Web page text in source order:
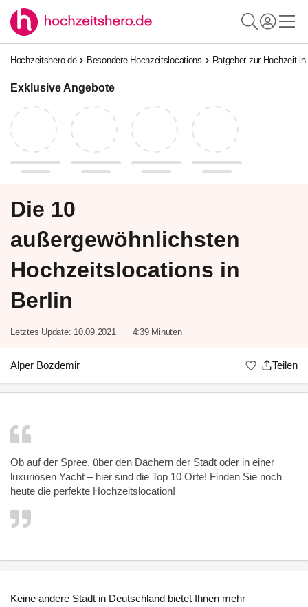
Hochzeitshero.de Besondere Hochzeitslocations Ratgeber zur Hochzeit
Exklusive Angebote
Die 10
außergewöhnlichsten
Hochzeitslocations in
Berlin
Letztes Update: 10.09.2021 4:39 Minuten
Alper Bozdemir Teilen
Ob auf der Spree, über den Dächern der Stadt oder in einer
luxuriösen Yacht – hier sind die Top 10 Orte! Finden Sie noch
heute die perfekte Hochzeitslocation!
Keine andere Stadt in Deutschland bietet Ihnen mehr